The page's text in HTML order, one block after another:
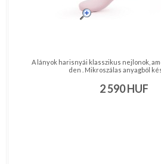
A lányok harisnyái klasszikus nejlonok,
den . Mikroszálas anyagból
2 590HUF